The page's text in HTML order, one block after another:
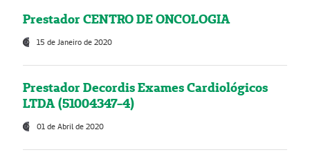
Prestador CENTRO DE ONCOLOGIA
15 de Janeiro de 2020
Prestador Decordis Exames Cardiológicos
LTDA (51004347-4)
01 de Abril de 2020